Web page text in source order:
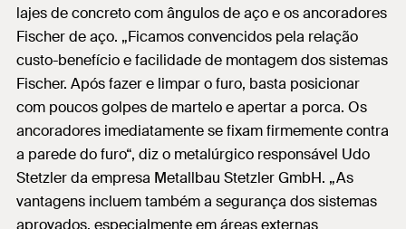
lajes de concreto com ângulos de aço e os ancoradores
Fischer de aço. „Ficamos convencidos pela relação
custo-benefício e facilidade de montagem dos sistemas
Fischer. Após fazer e limpar o furo, basta posicionar
com poucos golpes de martelo e apertar a porca. Os
ancoradores imediatamente se fixam firmemente contra
a parede do furo“, diz o metalúrgico responsável Udo
Stetzler da empresa Metallbau Stetzler GmbH. „As
vantagens incluem também a segurança dos sistemas
aprovados, especialmente em áreas externas